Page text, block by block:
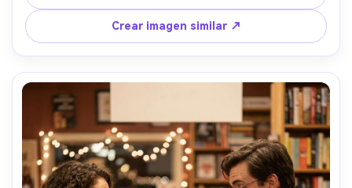
rellenada suave, encuadre central con espacio para título
arriba, capturada con 50mm f/1.4, gradación
cinematográfica teal-naranja, calidad alta de póster --ar
4:5
Crear imagen similar ↗